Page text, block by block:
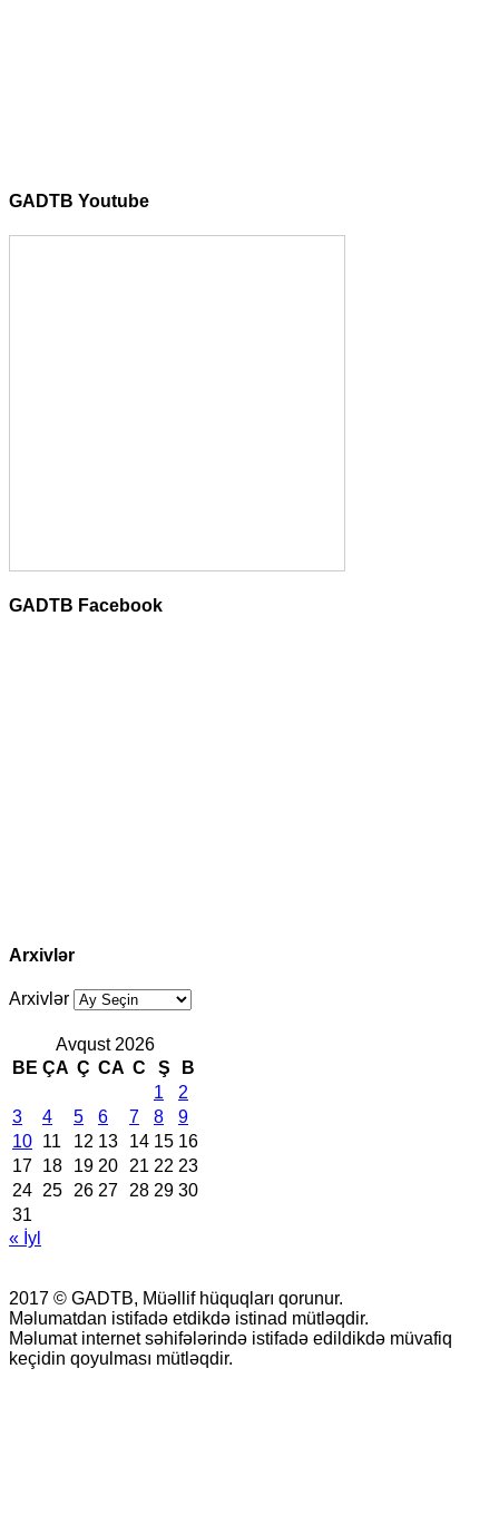
GADTB Youtube
GADTB Facebook
Arxivlər
Arxivlər
Avqust 2026
BE ÇA Ç CA C Ş
B
1
2
3
4 5 6 7 8
9
10 11 12 13 14 15 16
17 18 19 20 21 22 23
24 25 26 27 28 29 30
31
« İyl
2017 © GADTB, Müəllif hüquqları qorunur.
Məlumatdan istifadə etdikdə istinad mütləqdir.
Məlumat internet səhifələrində istifadə edildikdə müvafiq
keçidin qoyulması mütləqdir.